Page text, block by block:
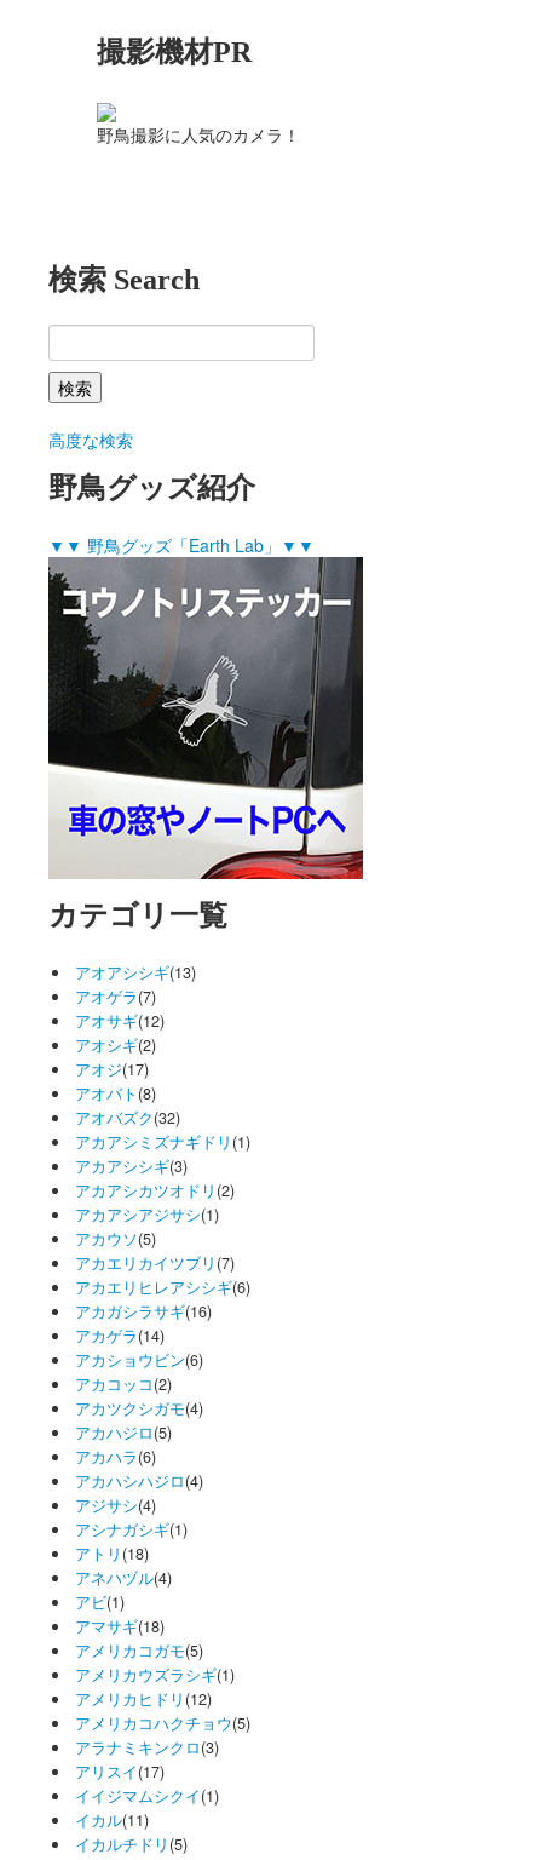
撮影機材PR
野鳥撮影に人気のカメラ！
検索 Search
高度な検索
野鳥グッズ紹介
▼▼ 野鳥グッズ「Earth Lab」▼▼
カテゴリ一覧
アオアシシギ(13)
アオゲラ(7)
アオサギ(12)
アオシギ(2)
アオジ(17)
アオバト (8)
アオバズク(32)
アカアシミズナギドリ (1)
アカアシシギ(3)
アカアシカツオドリ (2)
アカアシアジサシ(1)
アカウソ(5)
アカエリカイツブリ (7)
アカエリヒレアシシギ(6)
アカガシラサギ(16)
アカゲラ(14)
アカショウビン(6)
アカコッコ(2)
アカツクシガモ(4)
アカハジロ(5)
アカハラ(6)
アカハシハジロ(4)
アジサシ(4)
アシナガシギ(1)
アトリ (18)
アネハヅル(4)
アビ(1)
アマサギ(18)
アメリカコガモ(5)
アメリカウズラシギ(1)
アメリカヒドリ (12)
アメリカコハクチョウ(5)
アラナミキンクロ(3)
アリスイ(17)
イイジマムシクイ(1)
イカル(11)
イカルチドリ (5)